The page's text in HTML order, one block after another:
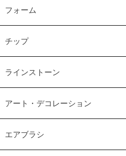
フォーム
チップ
ラインストーン
アート・デコレーション
エアブラシ